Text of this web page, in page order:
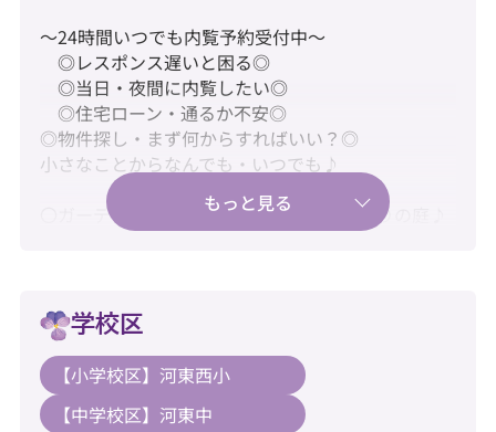
～24時間いつでも内覧予約受付中～
◎レスポンス遅いと困る◎
◎当日・夜間に内覧したい◎
◎住宅ローン・通るか不安◎
◎物件探し・まず何からすればいい？◎
小さなことからなんでも・いつでも♪
〇ガーデニングや家庭菜園も楽しめるゆとりの庭♪
〇水回り新品交換済みで快適にご入居♪
【教育】
◆河東西小学校：徒歩16分
◆河東中学校：徒歩40分
学校区
【小学校区】河東西小
【中学校区】河東中